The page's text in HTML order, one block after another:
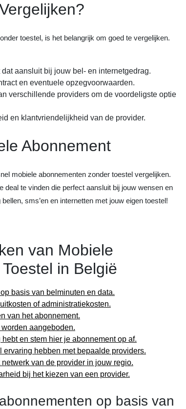
toestel, is het belangrijk om goed te vergelijken.
aansluit bij jouw bel- en internetgedrag.
en eventuele opzegvoorwaarden.
verschillende providers om de voordeligste optie
en klantvriendelijkheid van de provider.
Abonnement
mobiele abonnementen zonder toestel vergelijken.
te vinden die perfect aansluit bij jouw wensen en
sms’en en internetten met jouw eigen toestel!
van Mobiele
in België
basis van belminuten en data.
of administratiekosten.
van het abonnement.
aangeboden.
en stem hier je abonnement op af.
hebben met bepaalde providers.
van de provider in jouw regio.
bij het kiezen van een provider.
op basis van